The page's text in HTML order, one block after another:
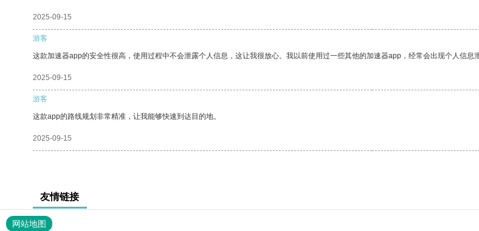
2025-09-15
游客
这款加速器app的安全性很高，使用过程中不会泄露个人信息，这让我很放心。我以前使用过一些其他的加速器app，经常会出现个人信息
2025-09-15
游客
这款app的路线规划非常精准，让我能够快速到达目的地。
2025-09-15
友情链接
网站地图